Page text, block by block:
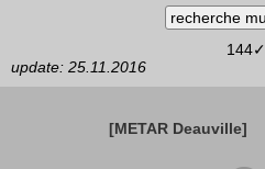
144✓
update: 25.11.2016
[METAR Deauville]